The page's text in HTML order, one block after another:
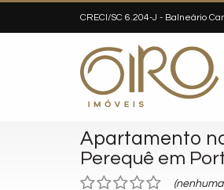
CRECI/SC 6.204-J - Balneário
Apartamento
Perequê em